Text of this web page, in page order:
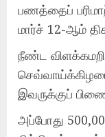
பணத்தைப்
மார்ச் 12-ஆம்
நீண்ட
இவருக்குப்
அப்போது